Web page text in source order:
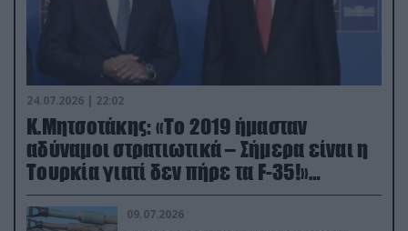
24.07.2026 | 22:02
Κ.Μητσοτάκης: «Το 2019 ήμασταν
αδύναμοι στρατιωτικά – Σήμερα είναι η
Τουρκία γιατί δεν πήρε τα F-35!»
(βίντεο)
09.07.2026